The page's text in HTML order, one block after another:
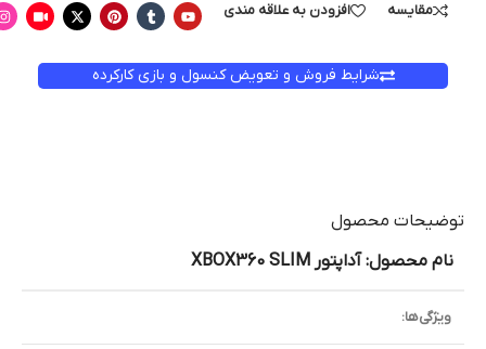
مقایسه افزودن به علاقه مندی
شرایط فروش و تعویض کنسول و بازی کارکرده
توضیحات محصول
نام محصول: آداپتور XBOX360 SLIM
ویژگی‌ها: